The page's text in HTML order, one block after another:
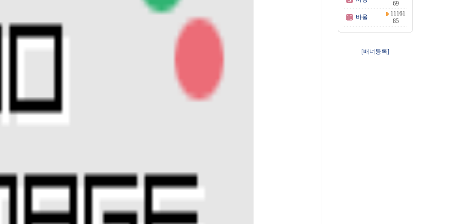
69
바울
11161
85
[배너등록]